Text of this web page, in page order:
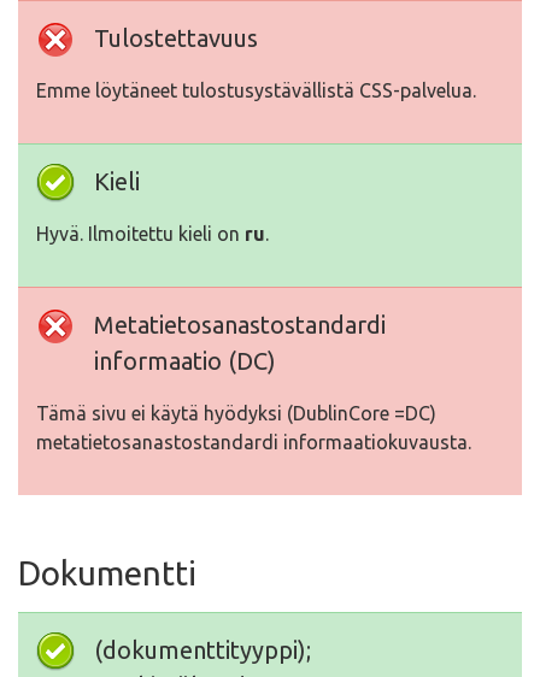
Tulostettavuus
Emme löytäneet tulostusystävällistä CSS-palvelua.
Kieli
Hyvä. Ilmoitettu kieli on ru.
Metatietosanastostandardi
informaatio (DC)
Tämä sivu ei käytä hyödyksi (DublinCore =DC)
metatietosanastostandardi informaatiokuvausta.
Dokumentti
(dokumenttityyppi);